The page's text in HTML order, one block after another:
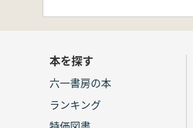
本を探す
六一書房の本
ランキング